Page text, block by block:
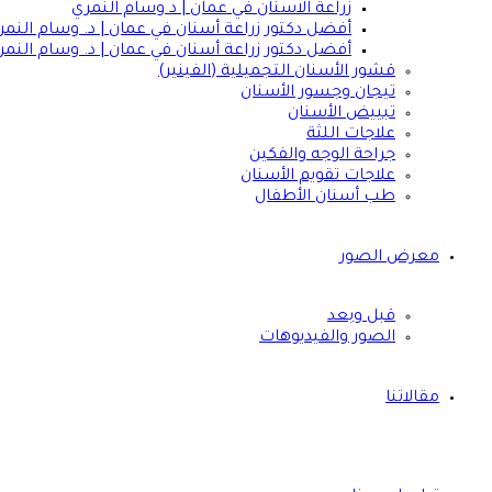
زراعة الاسنان في عمان | د وسام النمري
أفضل دكتور زراعة أسنان في عمان | د. وسام
أفضل دكتور زراعة أسنان في عمان | د. وسام
قشور الأسنان التجميلية (الفينير)
تيجان وجسور الأسنان
تبييض الأسنان
علاجات اللثة
جراحة الوجه والفكين
علاجات تقويم الأسنان
طب أسنان الأطفال
معرض الصور
قبل وبعد
الصور والفيديوهات
مقالاتنا